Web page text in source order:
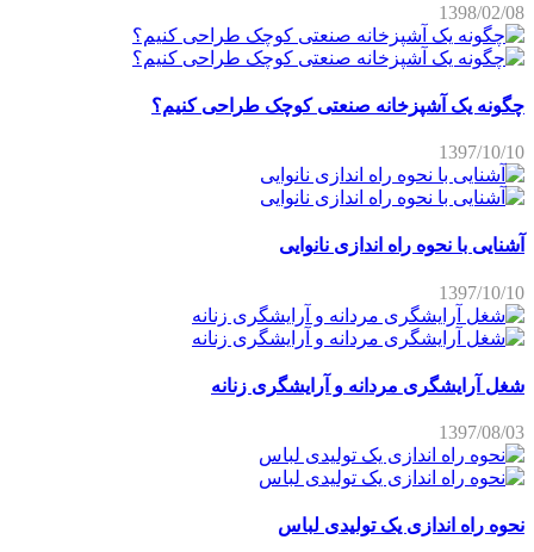
1398/02/08
چگونه یک آشپزخانه صنعتی کوچک طراحی کنیم؟
1397/10/10
آشنایی با نحوه راه اندازی نانوایی
1397/10/10
شغل آرایشگری مردانه و آرایشگری زنانه
1397/08/03
نحوه راه اندازی یک تولیدی لباس